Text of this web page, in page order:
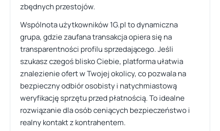
zbędnych przestojów.
Wspólnota użytkowników 1G.pl to dynamiczna
grupa, gdzie zaufana transakcja opiera się na
transparentności profilu sprzedającego. Jeśli
szukasz czegoś blisko Ciebie, platforma ułatwia
znalezienie ofert w Twojej okolicy, co pozwala na
bezpieczny odbiór osobisty i natychmiastową
weryfikację sprzętu przed płatnością. To idealne
rozwiązanie dla osób ceniących bezpieczeństwo i
realny kontakt z kontrahentem.